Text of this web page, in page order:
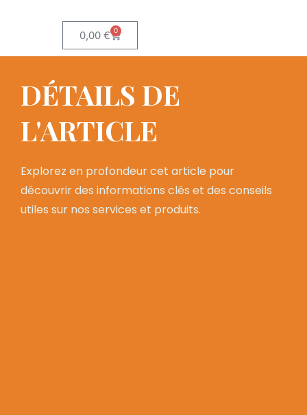
0,00€ 0
DÉTAILS DE
L'ARTICLE
Explorez en profondeur cet article pour
découvrir des informations clés et des conseils
utiles sur nos services et produits.